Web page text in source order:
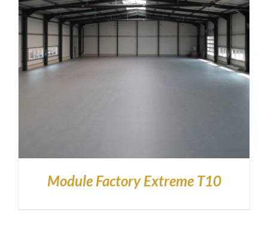
Module Factory Extreme T10